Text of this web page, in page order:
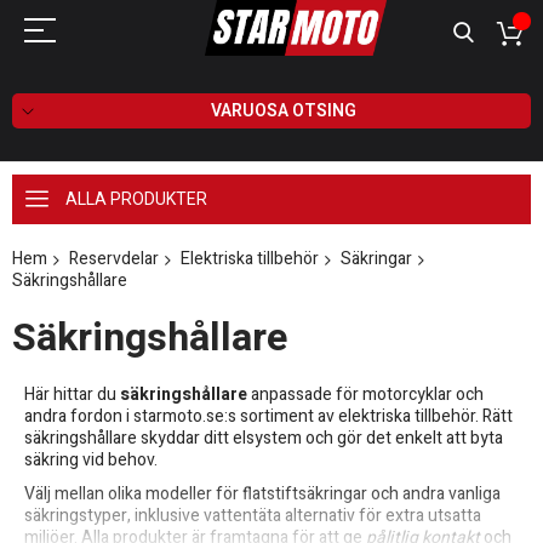
VARUOSA OTSING
ALLA PRODUKTER
Hem Reservdelar Elektriska tillbehör
Säkringar
Säkringshållare
Säkringshållare
Här hittar du säkringshållareanpassade för motorcyklar och
andra fordon i starmoto.se:s sortiment av elektriska tillbehör. Rätt
säkringshållare skyddar ditt elsystem och gör det enkelt att byta
säkring vid behov.
Välj mellan olika modeller för flatstiftsäkringar och andra vanliga
säkringstyper, inklusive vattentäta alternativ för extra utsatta
miljöer. Alla produkter är framtagna för att ge pålitlig kontaktoch